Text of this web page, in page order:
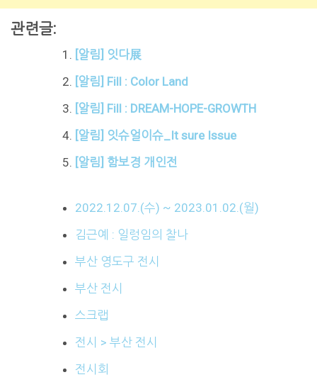
관련글:
[알림] 잇다展
[알림] Fill : Color Land
[알림] Fill : DREAM-HOPE-GROWTH
[알림] 잇슈얼이슈_It sure Issue
[알림] 함보경 개인전
2022.12.07.(수) ~ 2023.01.02.(월)
김근예 : 일렁임의 찰나
부산 영도구 전시
부산 전시
스크랩
전시 > 부산 전시
전시회